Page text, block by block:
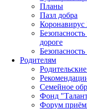
Планы
Пазл добра
дороге
Безопасность
Родителям
Семейное
Фонд
Форум